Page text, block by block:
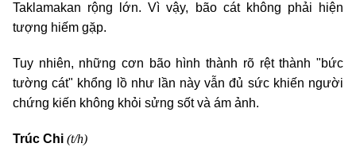
Taklamakan rộng lớn. Vì vậy, bão cát không phải hiện
tượng hiếm gặp.
Tuy nhiên, những cơn bão hình thành rõ rệt thành "bức
tường cát" khổng lồ như lần này vẫn đủ sức khiến người
chứng kiến không khỏi sửng sốt và ám ảnh.
Trúc Chi (t/h)